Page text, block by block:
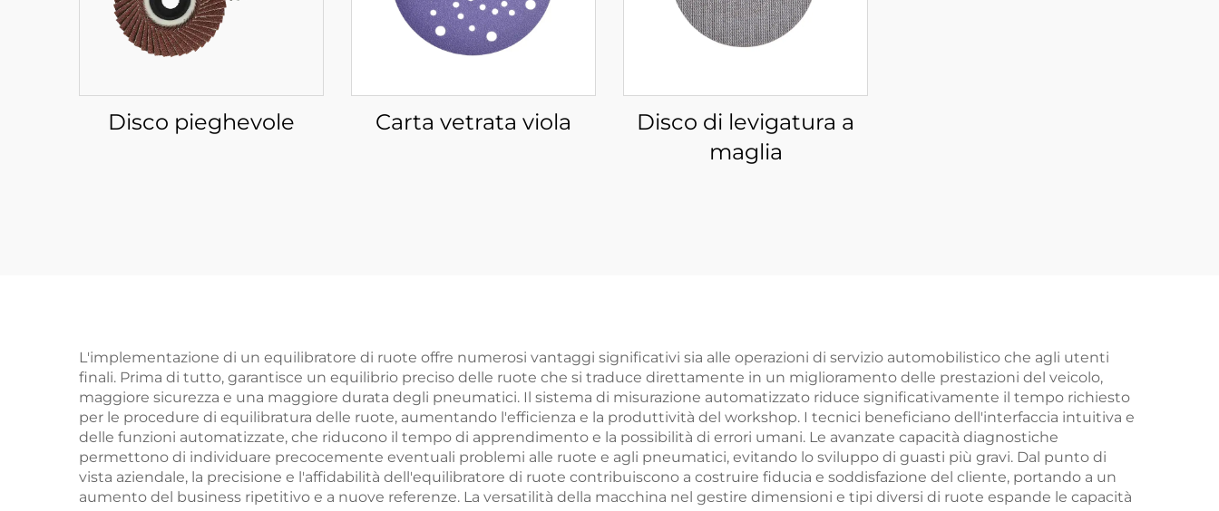
Disco pieghevole Carta vetrata viola
Disco di levigatura a
maglia
L'implementazione di un equilibratore di ruote offre numerosi vantaggi significativi sia alle operazioni di servizio automobilistico che agli utenti
finali. Prima di tutto, garantisce un equilibrio preciso delle ruote che si traduce direttamente in un miglioramento delle prestazioni del veicolo,
maggiore sicurezza e una maggiore durata degli pneumatici. Il sistema di misurazione automatizzato riduce significativamente il tempo richiesto
per le procedure di equilibratura delle ruote, aumentando l'efficienza e la produttività del workshop. I tecnici beneficiano dell'interfaccia intuitiva e
delle funzioni automatizzate, che riducono il tempo di apprendimento e la possibilità di errori umani. Le avanzate capacità diagnostiche
permettono di individuare precocemente eventuali problemi alle ruote e agli pneumatici, evitando lo sviluppo di guasti più gravi. Dal punto di
vista aziendale, la precisione e l'affidabilità dell'equilibratore di ruote contribuiscono a costruire fiducia e soddisfazione del cliente, portando a un
aumento del business ripetitivo e a nuove referenze. La versatilità della macchina nel gestire dimensioni e tipi diversi di ruote espande le capacità